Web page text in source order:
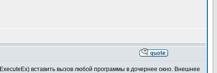
вставить вызов любой программы в дочернее окно. Внешнее